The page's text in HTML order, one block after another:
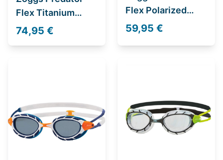
Flex Titanium
Reactor
74,95 €
Flex Polarized
Ultra
59,95 €